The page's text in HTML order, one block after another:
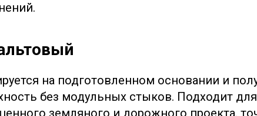
на подготовленном основании и
без модульных стыков. Подходит
земляного и дорожного проекта,